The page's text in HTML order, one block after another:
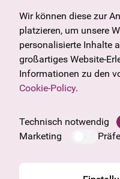
Angebote & News
U27
Geschenkgutschein
Häufige Fragen
Impressum
Datenschutzinformation
Wir können diese zur
platzieren, um unsere
personalisierte Inhalte
großartiges Website-
Informationen zu den
Cookie-Policy.
Technisch notwendig
Marketing